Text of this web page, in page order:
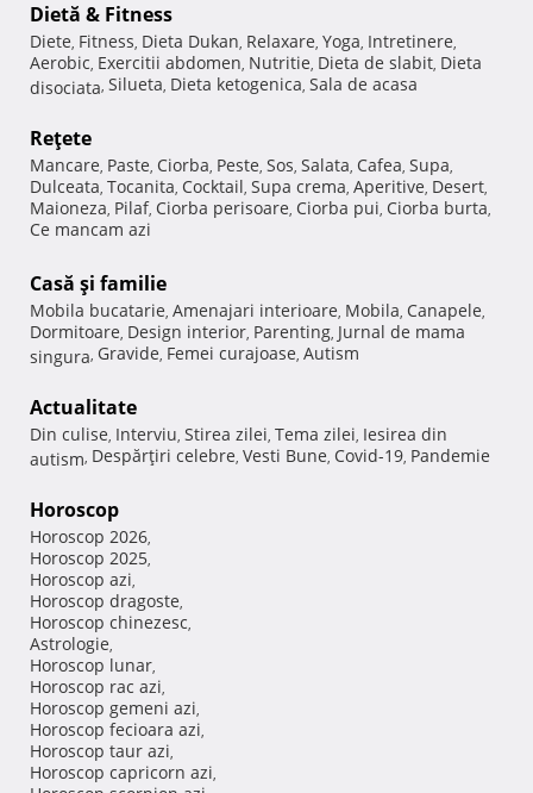
Dietă & Fitness
Diete, Fitness, Dieta Dukan, Relaxare, Yoga, Intretinere,
Aerobic, Exercitii abdomen, Nutritie, Dieta de slabit, Dieta
disociata, Silueta, Dieta ketogenica, Sala de acasa
Reţete
Mancare, Paste, Ciorba, Peste, Sos, Salata, Cafea, Supa,
Dulceata, Tocanita, Cocktail, Supa crema, Aperitive, Desert,
Maioneza, Pilaf, Ciorba perisoare, Ciorba pui, Ciorba burta,
Ce mancam azi
Casă şi familie
Mobila bucatarie, Amenajari interioare, Mobila, Canapele,
Dormitoare, Design interior, Parenting, Jurnal de mama
singura, Gravide, Femei curajoase, Autism
Actualitate
Din culise, Interviu, Stirea zilei, Tema zilei, Iesirea din
autism, Despărţiri celebre, Vesti Bune, Covid-19, Pandemie
Horoscop
Horoscop 2026,
Horoscop 2025,
Horoscop azi,
Horoscop dragoste,
Horoscop chinezesc,
Astrologie,
Horoscop lunar,
Horoscop rac azi,
Horoscop gemeni azi,
Horoscop fecioara azi,
Horoscop taur azi,
Horoscop capricorn azi,